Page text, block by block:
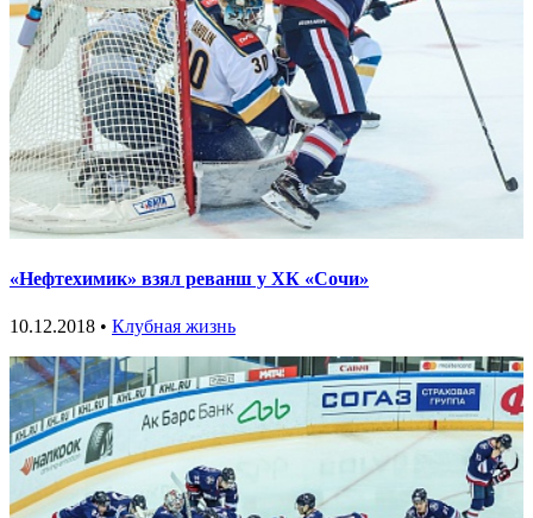
«Нефтехимик» взял реванш у ХК «Сочи»
10.12.2018 • Клубная жизнь